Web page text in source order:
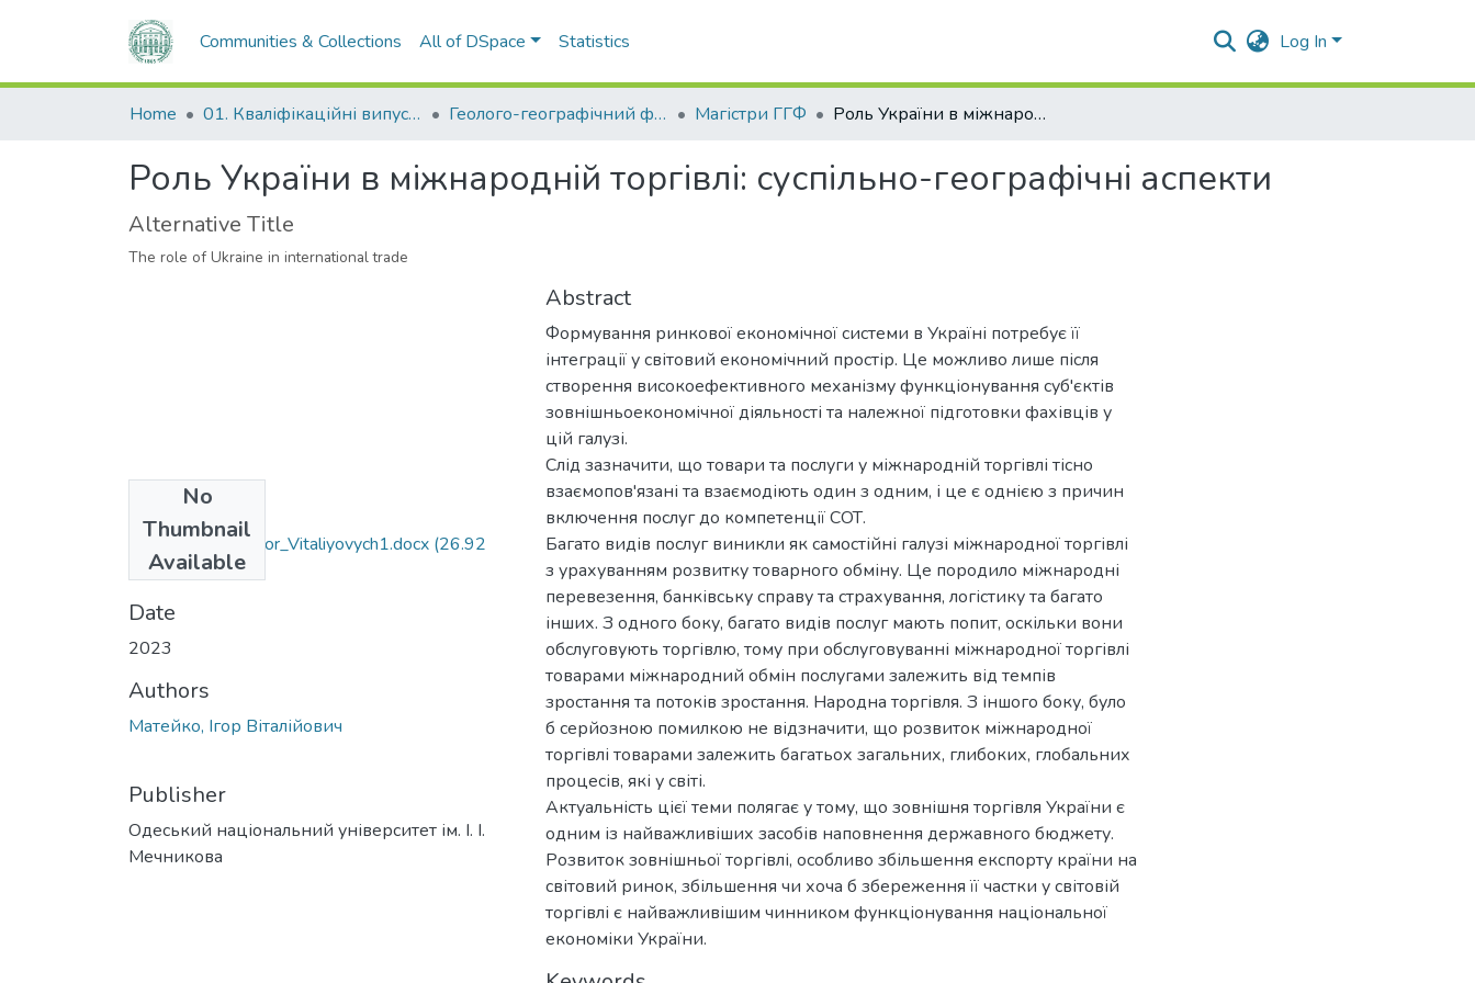
Communities & Collections All of DSpace Statistics Log In
Home 01. Кваліфікаційні випускні роботи здобувачів вищої освіти Геолого-географічний факультет Магістри ГГФ Роль України в міжнародній торгівлі: суспільно-географічні аспекти
Роль України в міжнародній торгівлі: суспільно-географічні аспекти
Alternative Title
The role of Ukraine in international trade
No
Thumbnail
Available
106_Mateyko_ Ihor_Vitaliyovych1.docx (26.92
KB)
Date
2023
Authors
Матейко, Ігор Віталійович
Publisher
Одеський національний університет ім. І. І.
Мечникова
Abstract
Формування ринкової економічної системи в Україні потребує її
інтеграції у світовий економічний простір. Це можливо лише після
створення високоефективного механізму функціонування суб'єктів
зовнішньоекономічної діяльності та належної підготовки фахівців у
цій галузі.
Слід зазначити, що товари та послуги у міжнародній торгівлі тісно
взаємопов'язані та взаємодіють один з одним, і це є однією з причин
включення послуг до компетенції СОТ.
Багато видів послуг виникли як самостійні галузі міжнародної торгівлі
з урахуванням розвитку товарного обміну. Це породило міжнародні
перевезення, банківську справу та страхування, логістику та багато
інших. З одного боку, багато видів послуг мають попит, оскільки вони
обслуговують торгівлю, тому при обслуговуванні міжнародної торгівлі
товарами міжнародний обмін послугами залежить від темпів
зростання та потоків зростання. Народна торгівля. З іншого боку, було
б серйозною помилкою не відзначити, що розвиток міжнародної
торгівлі товарами залежить багатьох загальних, глибоких, глобальних
процесів, які у світі.
Актуальність цієї теми полягає у тому, що зовнішня торгівля України є
одним із найважливіших засобів наповнення державного бюджету.
Розвиток зовнішньої торгівлі, особливо збільшення експорту країни на
світовий ринок, збільшення чи хоча б збереження її частки у світовій
торгівлі є найважливішим чинником функціонування національної
економіки України.